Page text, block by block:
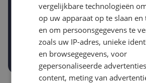
Gewenste daling of bedrag
-5% -10% -15%
Prijsalert aanzetten
vergelijkbare technologieën
op uw apparaat op te slaan en
en om persoonsgegevens te
zoals uw IP-adres, unieke
en browsegegevens, voor
gepersonaliseerde
content, meting van